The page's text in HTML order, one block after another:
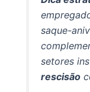
saque-
setores
rescisão